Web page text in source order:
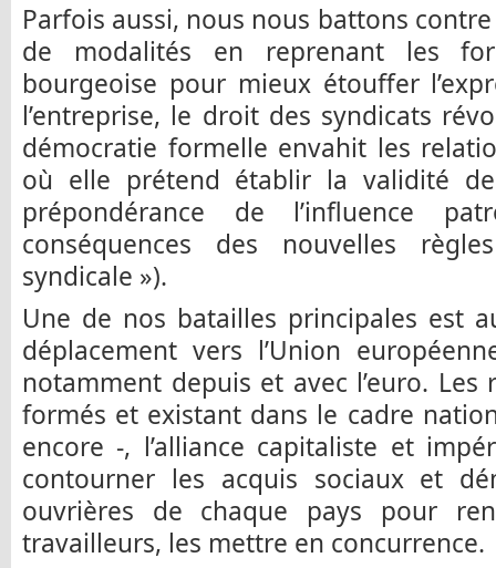
Parfois aussi, nous nous battons
de modalités en reprenant les
bourgeoise pour mieux étouffer
l’entreprise, le droit des syndicats
démocratie formelle envahit les
où elle prétend établir la validité
prépondérance de l’influence
conséquences des nouvelles
syndicale »).
Une de nos batailles principales est
déplacement vers l’Union
notamment depuis et avec l’euro. Les
formés et existant dans le cadre
encore -, l’alliance capitaliste et
contourner les acquis sociaux et
ouvrières de chaque pays pour
travailleurs, les mettre en concurrence.